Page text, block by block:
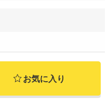
お気に入り